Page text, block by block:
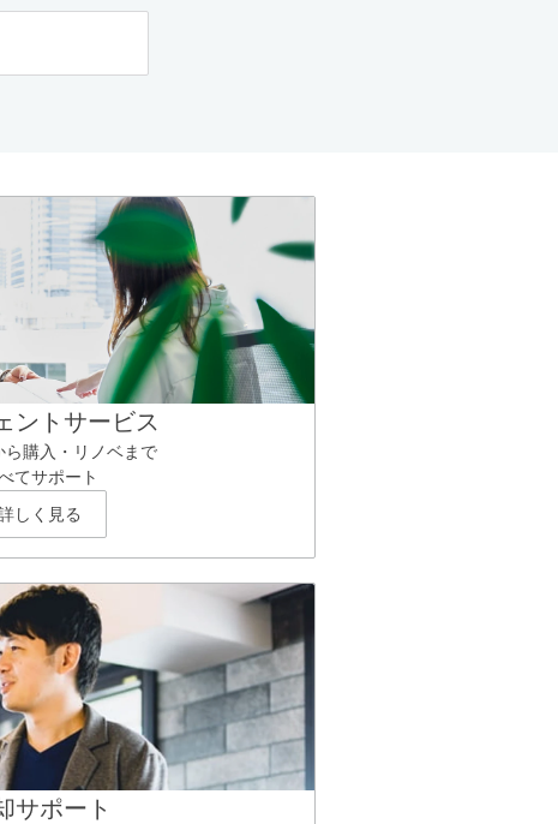
ントサービス
ら購入・リノベまで
てサポート
しく見る
サポート